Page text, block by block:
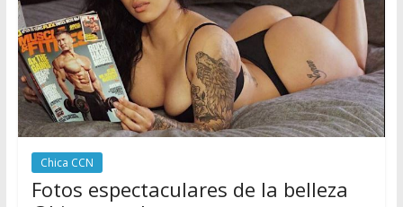
Chica CCN
Fotos espectaculares de la belleza